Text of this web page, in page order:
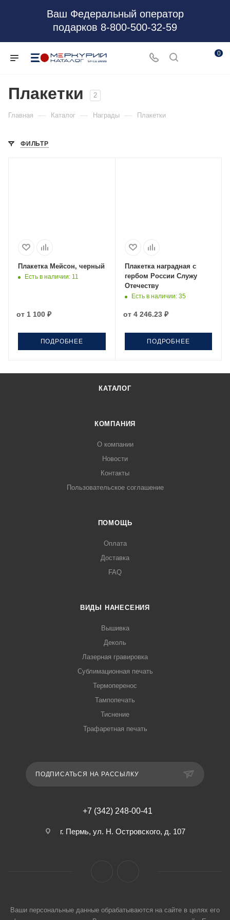
Ваш Федеральный оператор
подарков 8-800-500-32-59
0
Плакетки 2
Главная — Каталог — Награды — Плакетки
ФИЛЬТР
Плакетка Мейсон, черный
Есть в наличии: 11
от 1 100 ₽
ПОДРОБНЕЕ
Плакетка наградная с
гербом России Служу
Отечеству
Есть в наличии: 35
от 4 246.23 ₽
ПОДРОБНЕЕ
КАТАЛОГ
КОМПАНИЯ
О компании
Новости
Контакты
Пользовательское соглашение
ПОМОЩЬ
Оплата
Доставка
FAQ
ВИДЫ НАНЕСЕНИЯ
Вышивка
Деколь
Лазерная гравировка
Сублимационная печать
Термоперенос
Тампопечать
Тиснение
Трафаретная печать
ПОДПИСАТЬСЯ НА РАССЫЛКУ
+7 (342) 248-00-41
г. Пермь, ул. Н. Островского, д. 107
Ваши персональные данные обрабатываются на сайте в целях его